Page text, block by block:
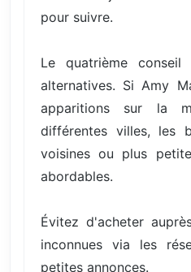
pour suivre.
Le quatrième
alternatives. Si Amy
apparitions sur la
différentes villes, les
voisines ou plus
abordables.
Évitez d'acheter
inconnues via les
petites annonces.